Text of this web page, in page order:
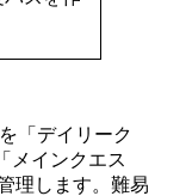
「デイリーク
メインクエス
理します。難易